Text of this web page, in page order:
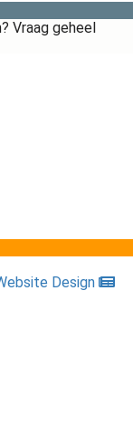
Vraag geheel
Design